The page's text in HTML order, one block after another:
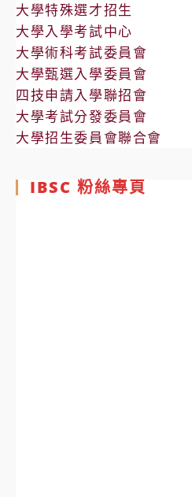
大學特殊選才招生
大學入學考試中心
大學術科考試委員會
大學甄選入學委員會
四技申請入學聯招會
大學考試分發委員會
大學招生委員會聯合會
IBSC 粉絲專頁